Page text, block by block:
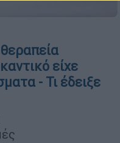
είχε
- Τι έδειξε